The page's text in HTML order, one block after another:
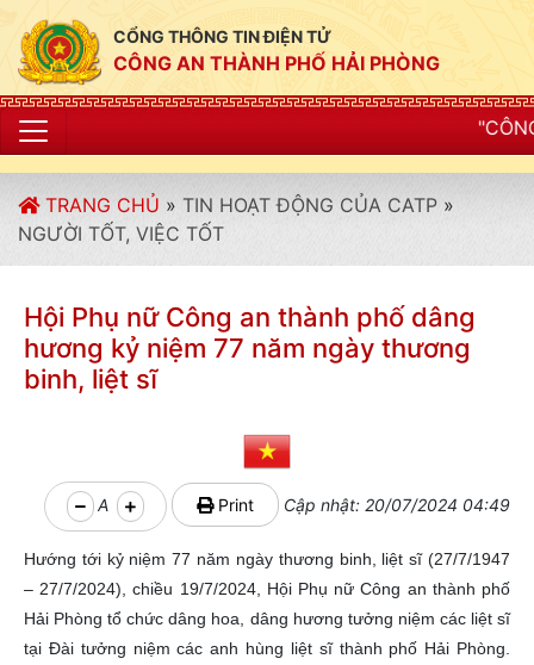
CỔNG THÔNG TIN ĐIỆN TỬ
CÔNG AN THÀNH PHỐ HẢI PHÒNG
"CÔNG AN THÀNH
TRANG CHỦ » TIN HOẠT ĐỘNG CỦA CATP »
NGƯỜI TỐT, VIỆC TỐT
Hội Phụ nữ Công an thành phố dâng
hương kỷ niệm 77 năm ngày thương
binh, liệt sĩ
A Print Cập nhật: 20/07/2024 04:49
Hướng tới kỷ niệm 77 năm ngày thương binh, liệt sĩ (27/7/1947
– 27/7/2024), chiều 19/7/2024, Hội Phụ nữ Công an thành phố
Hải Phòng tổ chức dâng hoa, dâng hương tưởng niệm các liệt sĩ
tại Đài tưởng niệm các anh hùng liệt sĩ thành phố Hải Phòng.